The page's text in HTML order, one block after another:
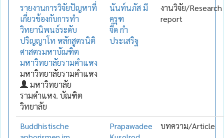
รายงานการวิจัยปัญหาที่
เกี่ยวข้องกับการทำ
วิทยานิพนธ์ระดับ
ปริญญาโท หลักสูตรนิติ
ศาสตรมหาบัณฑิต
มหาวิทยาลัยรามคำแหง
มหาวิทยาลัยรามคำแหง
มหาวิทยาลัย
รามคำแหง. บัณฑิต
วิทยาลัย
นันท์นภัส มี
ครุฑ
จี๊ด กำ
ประเสริฐ
งานวิจัย/Research
report
Buddhistische
Prapawadee
บทความ/Article